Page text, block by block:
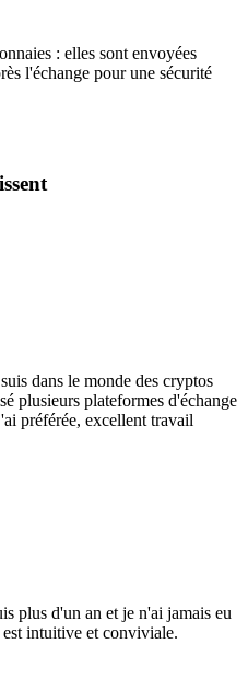
: elles sont envoyées
l'échange pour une sécurité
dans le monde des cryptos
plusieurs plateformes d'échange
préférée, excellent travail
plus d'un an et je n'ai jamais eu
intuitive et conviviale.